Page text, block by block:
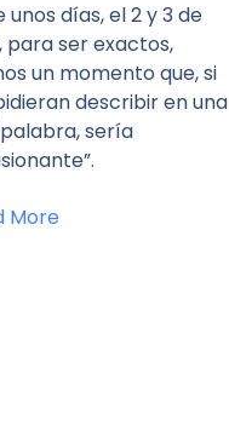
unos días, el 2 y 3 de
para ser exactos,
un momento que, si
describir en una
sería
More